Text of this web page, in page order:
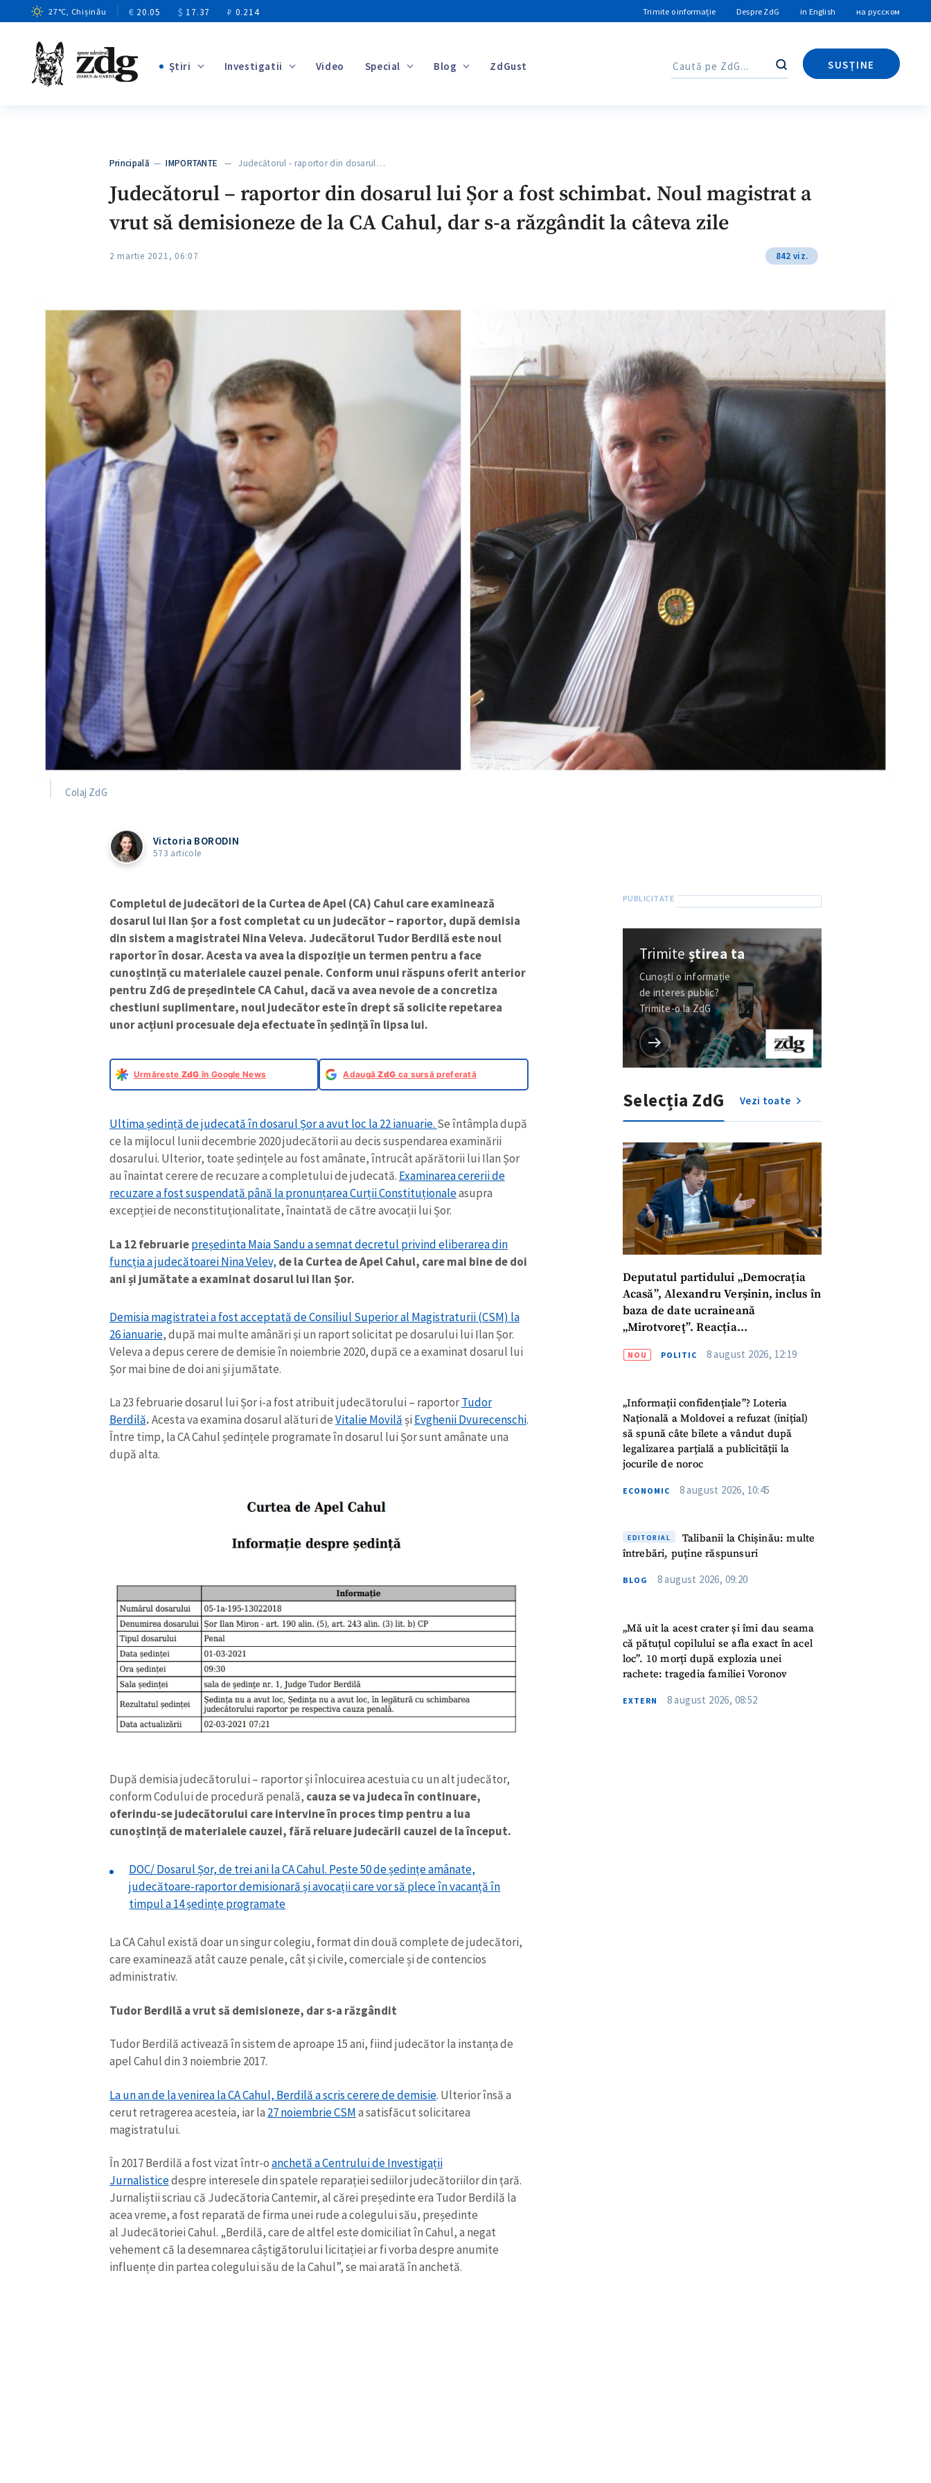
27°C, Chișinău € 20.05 $ 17.37 ₽ 0.214 Trimite o informație Despre ZdG in English на русском
Ştiri Investigatii Video Special Blog ZdGust Caută
SUSȚINE
Caută
Principală —IMPORTANTE — Judecătorul - raportor din dosarul…
Judecătorul – raportor din dosarul lui Șor a fost schimbat. Noul magistrat a
vrut să demisioneze de la CA Cahul, dar s-a răzgândit la câteva zile
2 martie 2021, 06:07 842 viz.
Colaj ZdG
Victoria BORODIN
573 articole
Completul de judecători de la Curtea de Apel (CA) Cahul care examinează
dosarul lui Ilan Șor a fost completat cu un judecător – raportor, după demisia
din sistem a magistratei Nina Veleva. Judecătorul Tudor Berdilă este noul
raportor în dosar. Acesta va avea la dispoziție un termen pentru a face
cunoștință cu materialele cauzei penale. Conform unui răspuns oferit anterior
pentru ZdG de președintele CA Cahul, dacă va avea nevoie de a concretiza
chestiuni suplimentare, noul judecător este în drept să solicite repetarea
unor acțiuni procesuale deja efectuate în ședință în lipsa lui.
Urmărește ZdG în Google News AdaugăZdG ca sursă preferată
Ultima ședință de judecată în dosarul Șor a avut loc la 22 ianuarie. Se întâmpla după
ce la mijlocul lunii decembrie 2020 judecătorii au decis suspendarea examinării
dosarului. Ulterior, toate ședințele au fost amânate, întrucât apărătorii lui Ilan Șor
au înaintat cerere de recuzare a completului de judecată. Examinarea cererii de
recuzare a fost suspendată până la pronunțarea Curții Constituționaleasupra
excepției de neconstituționalitate, înaintată de către avocații lui Șor.
La 12 februariepreședinta Maia Sandu a semnat decretul privind eliberarea din
funcția a judecătoarei Nina Velev, de la Curtea de Apel Cahul, care mai bine de doi
ani și jumătate a examinat dosarul lui Ilan Șor.
Demisia magistratei a fost acceptată de Consiliul Superior al Magistraturii (CSM) la
26 ianuarie, după mai multe amânări și un raport solicitat pe dosarului lui Ilan Șor.
Veleva a depus cerere de demisie în noiembrie 2020, după ce a examinat dosarul lui
Șor mai bine de doi ani și jumătate.
La 23 februarie dosarul lui Șor i-a fost atribuit judecătorului – raportorTudor
Berdilă.Acesta va examina dosarul alături deVitalie Movilăși Evghenii Dvurecenschi.
Între timp, la CA Cahul ședințele programate în dosarul lui Șor sunt amânate una
după alta.
După demisia judecătorului – raportor și înlocuirea acestuia cu un alt judecător,
conform Codului de procedură penală, cauza se va judeca în continuare,
oferindu-se judecătorului care intervine în proces timp pentru a lua
cunoștință de materialele cauzei, fără reluare judecării cauzei de la început.
DOC/ Dosarul Șor, de trei ani la CA Cahul. Peste 50 de ședințe amânate,
judecătoare-raportor demisionară și avocații care vor să plece în vacanță în
timpul a 14 ședințe programate
La CA Cahul există doar un singur colegiu, format din două complete de judecători,
care examinează atât cauze penale, cât și civile, comerciale și de contencios
administrativ.
Tudor Berdilă a vrut să demisioneze, dar s-a răzgândit
Tudor Berdilă activează în sistem de aproape 15 ani, fiind judecător la instanța de
apel Cahul din 3 noiembrie 2017.
La un an de la venirea la CA Cahul, Berdilă a scris cerere de demisie. Ulterior însă a
cerut retragerea acesteia, iar la 27 noiembrie CSMa satisfăcut solicitarea
magistratului.
În 2017 Berdilă a fost vizat într-oanchetă a Centrului de Investigații
Jurnalisticedespre interesele din spatele reparației sediilor judecătoriilor din țară.
Jurnaliștii scriau că Judecătoria Cantemir, al cărei președinte era Tudor Berdilă la
acea vreme, a fost reparată de firma unei rude a colegului său, președinte
al Judecătoriei Cahul. „Berdilă, care de altfel este domiciliat în Cahul, a negat
vehement că la desemnarea câștigătorului licitației ar fi vorba despre anumite
influențe din partea colegului său de la Cahul”, se mai arată în anchetă.
Trimiteștirea ta
Cunoști o informație
de interes public?
Trimite-o la ZdG
Selecția ZdG Vezi toate
Deputatul partidului „Democrația
Acasă”, Alexandru Verșinin, inclus în
baza de date ucraineană
„Mirotvoreț”. Reacția
NOU POLITIC 8 august 2026, 12:19
„Informații confidențiale”? Loteria
Națională a Moldovei a refuzat (inițial)
să spună câte bilete a vândut după
legalizarea parțială a publicității la
jocurile de noroc
ECONOMIC 8 august 2026, 10:45
EDITORIAL
Talibanii la Chișinău: multe
întrebări, puține răspunsuri
BLOG 8 august 2026, 09:20
„Mă uit la acest crater și îmi dau seama
că pătuțul copilului se afla exact în acel
loc”. 10 morți după explozia unei
rachete: tragedia familiei Voronov
EXTERN 8 august 2026, 08:52
Mesajul știrei + Mesajul știrei
+ Emailul meu
Am citit și sunt de acord cupolitica de